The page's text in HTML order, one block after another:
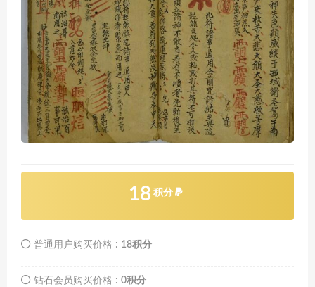
18 积分
普通用户购买价格 : 18积分
钻石会员购买价格 : 0积分